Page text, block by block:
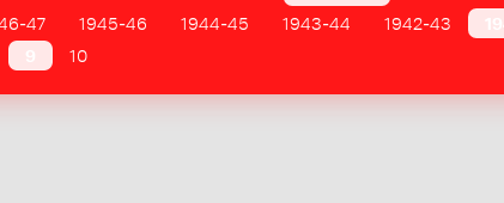
47 1945-46 1944-45 1943-44 1942-43
10